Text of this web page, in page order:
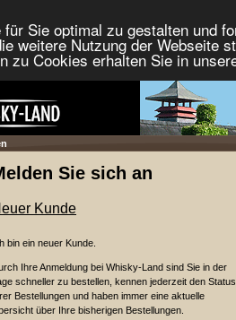
Sie optimal zu gestalten und
weitere Nutzung der Webseite
zu Cookies erhalten Sie in
Sie sich an
Kunde
bin ein neuer Kunde.
Ihre Anmeldung bei Whisky-Land sind Sie in der
schneller zu bestellen, kennen jederzeit den Status
Bestellungen und haben immer eine aktuelle
über Ihre bisherigen Bestellungen.